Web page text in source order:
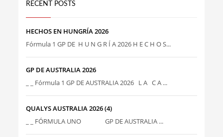
RECENT POSTS
HECHOS EN HUNGRÍA 2026
Fórmula 1 GP DE H U N G R Í A 2026 H E C H O S...
GP DE AUSTRALIA 2026
_ _ Fórmula 1 GP DE AUSTRALIA 2026 L A C A ...
QUALYS AUSTRALIA 2026 (4)
_ _ FÓRMULA UNO GP DE AUSTRALIA ...